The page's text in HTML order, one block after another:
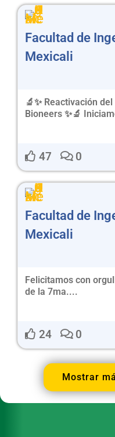
Facultad de
Mexicali
🔬✨ Reactivación
Bioneers ✨🔬
47 0
Facultad de
Mexicali
Felicitamos con
de la 7ma....
24 0
Mostrar